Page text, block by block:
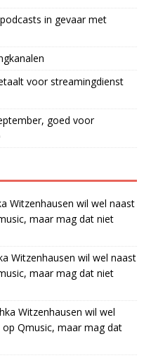
in gevaar met
voor streamingdienst
goed voor
Witzenhausen wil wel naast
maar mag dat niet
Witzenhausen wil wel naast
maar mag dat niet
Witzenhausen wil wel
Qmusic, maar mag dat